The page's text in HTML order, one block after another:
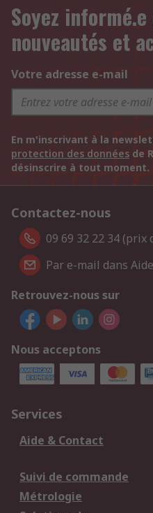
Soyez
nouveautés et
Votre adresse e-mail
En m'inscrivant à la
protection des données de
désinscrire à tout moment.
Contactez-nous
09 69 32 22 34 (prix
Par e-mail dans
Retrouvez-nous sur
Nous acceptons
Services
Aide & Contact
Suivi de commande
Métrologie